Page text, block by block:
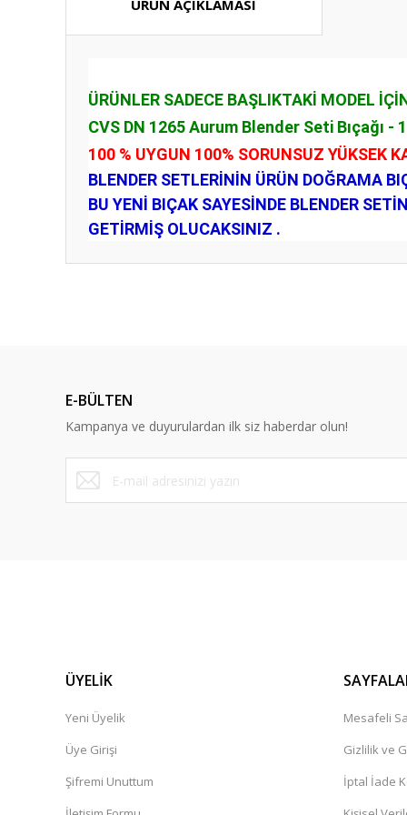
ÜRÜN AÇIKLAMASI
ÜRÜNLER SADECE BAŞLIKTAKİ MODEL
CVS DN 1265 Aurum Blender Seti Bıçağı -
100 % UYGUN 100% SORUNSUZ YÜKSEK
BLENDER SETLERİNİN ÜRÜN DOĞRAMA
BU YENİ BIÇAK SAYESİNDE BLENDER
GETİRMİŞ OLUCAKSINIZ .
Ürün bilgilerinde hatalar bulunuyor.
Ürün fiyatı diğer sitelerden daha pahalı.
Bu ürüne benzer farklı alternatifler olmalı.
E-BÜLTEN
Kampanya ve duyurulardan ilk siz haberdar olun!
ÜYELİK
Yeni Üyelik
Üye Girişi
Şifremi Unuttum
Mesafeli
Gizlilik ve
İptal İade